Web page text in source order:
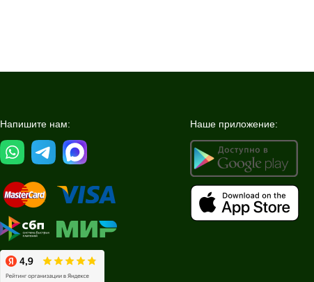
Напишите нам: Наше приложение: